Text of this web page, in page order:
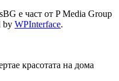
е част от P Media Group
by WPInterface.
красотата на дома